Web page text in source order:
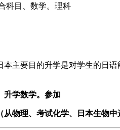
科目、数学。理科
本主要目的升学是对学生的日
升学数学。参加
物理、考试化学、日本生物